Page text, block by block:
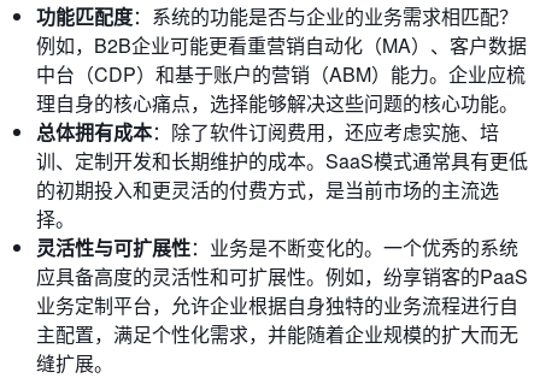
功能匹配度：系统的功能是否与企业的业务需求相匹配？
例如，B2B企业可能更看重营销自动化（MA）、客户数据
中台（CDP）和基于账户的营销（ABM）能力。企业应梳
理自身的核心痛点，选择能够解决这些问题的核心功能。
总体拥有成本：除了软件订阅费用，还应考虑实施、培
训、定制开发和长期维护的成本。SaaS模式通常具有更低
的初期投入和更灵活的付费方式，是当前市场的主流选
择。
灵活性与可扩展性：业务是不断变化的。一个优秀的系统
应具备高度的灵活性和可扩展性。例如，纷享销客的PaaS
业务定制平台，允许企业根据自身独特的业务流程进行自
主配置，满足个性化需求，并能随着企业规模的扩大而无
缝扩展。